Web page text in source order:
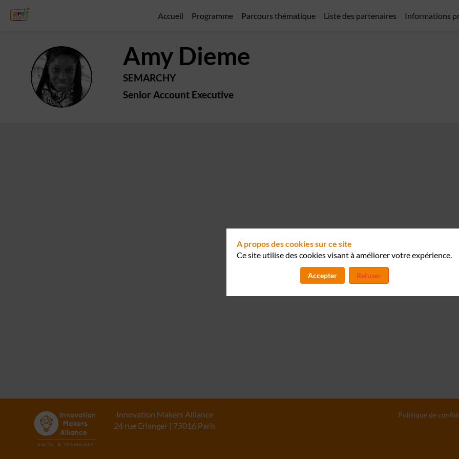
Accueil Programme Parcours thématique Liste des partenaires Informations
AD
Amy Dieme
SEMARCHY
Senior Account Executive
Innovation Makers Alliance
24 rue Erlanger | 75016 Paris
Politique de
A propos des cookies sur ce site
Ce site utilise des cookies visant à améliorer votre expérience.
Accepter Refuser